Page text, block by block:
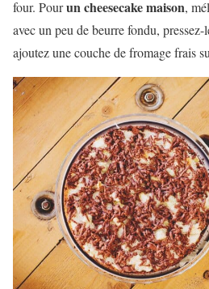
four. Pourun cheesecake maison,
avec un peu de beurre fondu,
ajoutez une couche de fromage frais